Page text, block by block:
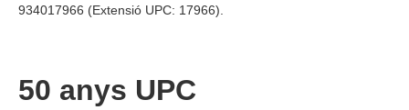
934017966 (Extensió UPC: 17966).
50 anys UPC